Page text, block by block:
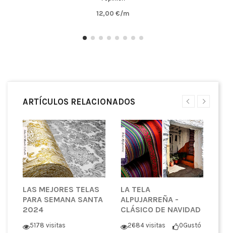
12,00 €/m
ARTÍCULOS RELACIONADOS
LAS MEJORES TELAS
PARA SEMANA SANTA
2024
5178 visitas
LA TELA
ALPUJARREÑA -
CLÁSICO DE NAVIDAD
2684 visitas 0Gustó